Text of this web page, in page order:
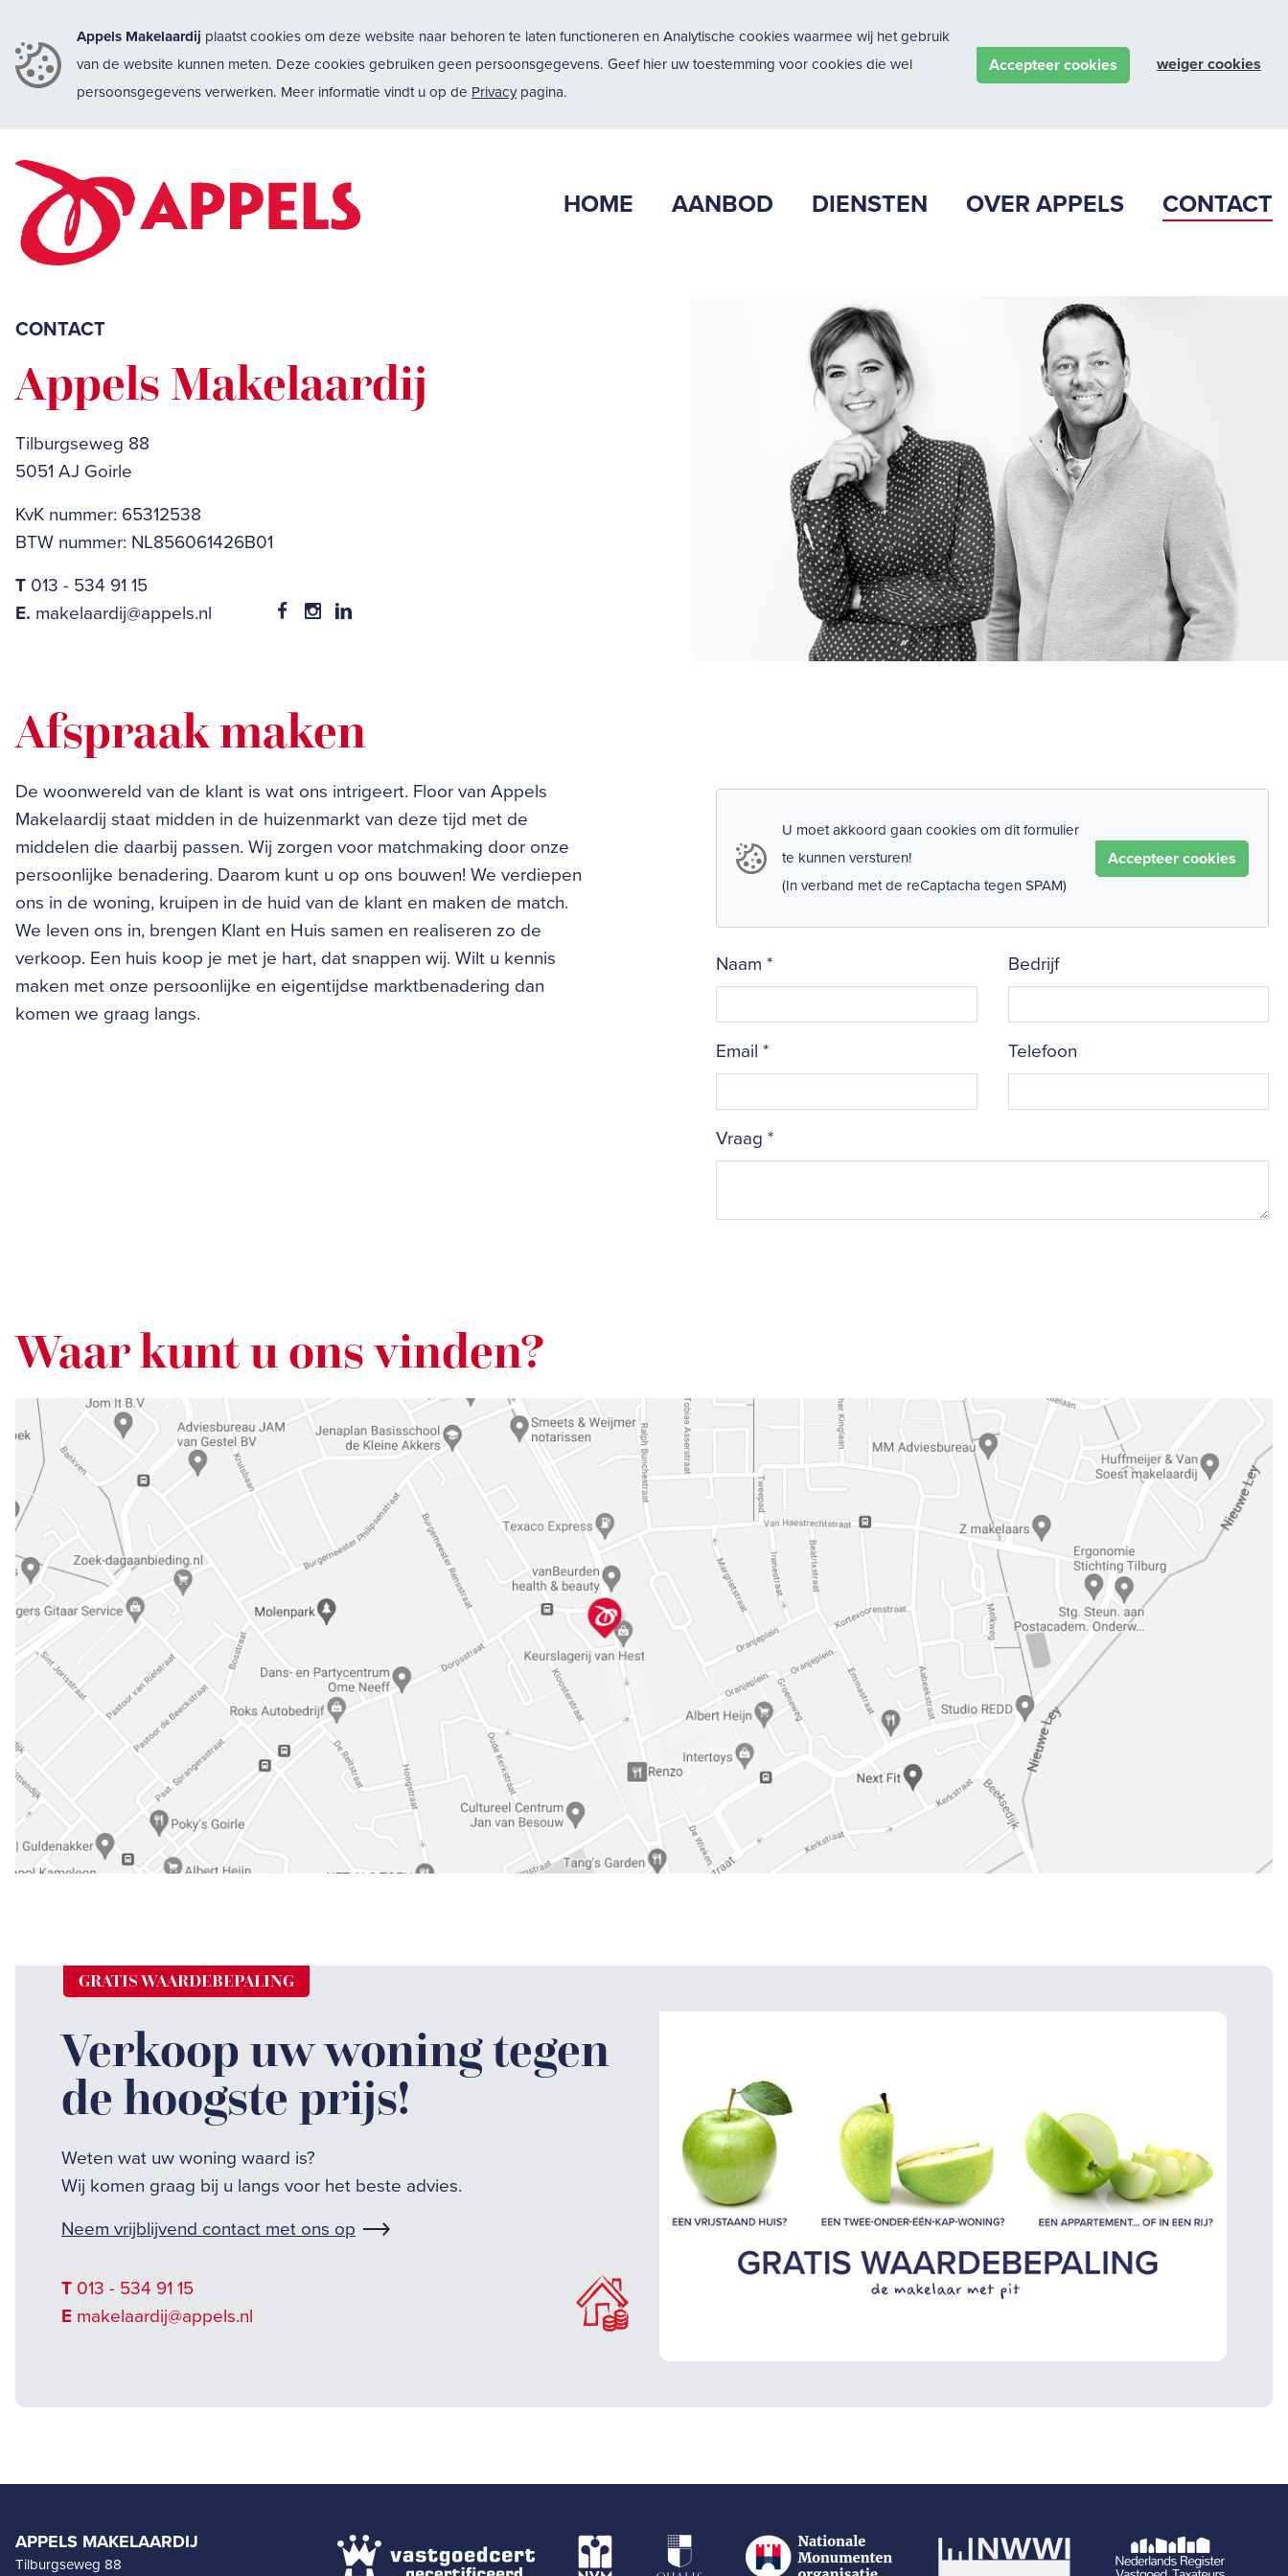
Appels Makelaardij plaatst cookies om deze website naar behoren te laten functioneren en Analytische cookies waarmee wij het gebruik
van de website kunnen meten. Deze cookies gebruiken geen persoonsgegevens. Geef hier uw toestemming voor cookies die wel
persoonsgegevens verwerken. Meer informatie vindt u op de Privacypagina.
Accepteer cookies weiger cookies
HOME AANBOD DIENSTEN OVER APPELS CONTACT
CONTACT
Appels Makelaardij
Tilburgseweg 88
5051 AJ Goirle
KvK nummer: 65312538
BTW nummer: NL856061426B01
T 013 - 534 91 15
E. makelaardij@appels.nl
Afspraak maken
De woonwereld van de klant is wat ons intrigeert. Floor van Appels
Makelaardij staat midden in de huizenmarkt van deze tijd met de
middelen die daarbij passen. Wij zorgen voor matchmaking door onze
persoonlijke benadering. Daarom kunt u op ons bouwen! We verdiepen
ons in de woning, kruipen in de huid van de klant en maken de match.
We leven ons in, brengen Klant en Huis samen en realiseren zo de
verkoop. Een huis koop je met je hart, dat snappen wij. Wilt u kennis
maken met onze persoonlijke en eigentijdse marktbenadering dan
komen we graag langs.
U moet akkoord gaan cookies om dit formulier
te kunnen versturen!
(In verband met de reCaptacha tegen SPAM)
Accepteer cookies
Naam * Bedrijf
Email * Telefoon
Vraag *
Waar kunt u ons vinden?
GRATIS WAARDEBEPALING
Verkoop uw woning tegen
de hoogste prijs!
Weten wat uw woning waard is?
Wij komen graag bij u langs voor het beste advies.
Neem vrijblijvend contact met ons op
T 013 - 534 91 15
E makelaardij@appels.nl
APPELS MAKELAARDIJ
Tilburgseweg 88